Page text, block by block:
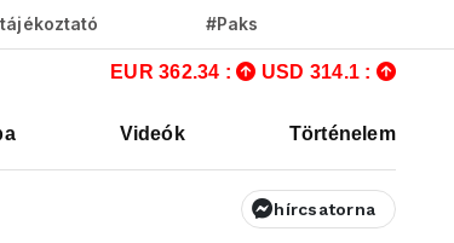
#Paks
EUR 362.34 : USD 314.1 :
Videók Történelem
hírcsatorna